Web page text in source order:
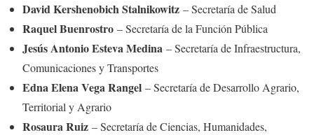
David Kershenobich Stalnikowitz – Secretaría de Salud
Raquel Buenrostro – Secretaría de la Función Pública
Jesús Antonio Esteva Medina – Secretaría de Infraestructura,
Comunicaciones y Transportes
Edna Elena Vega Rangel – Secretaría de Desarrollo Agrario,
Territorial y Agrario
Rosaura Ruiz – Secretaría de Ciencias, Humanidades,